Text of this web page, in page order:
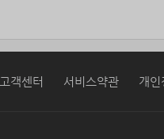
고객센터 서비스약관 개인